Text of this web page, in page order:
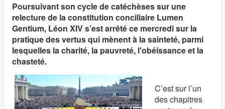
Poursuivant son cycle de catéchèses sur une
relecture de la constitution conciliaire Lumen
Gentium, Léon XIV s’est arrêté ce mercredi sur la
pratique des vertus qui mènent à la sainteté, parmi
lesquelles la charité, la pauvreté, l'obéissance et la
chasteté.
C’est sur l’un
des chapitres